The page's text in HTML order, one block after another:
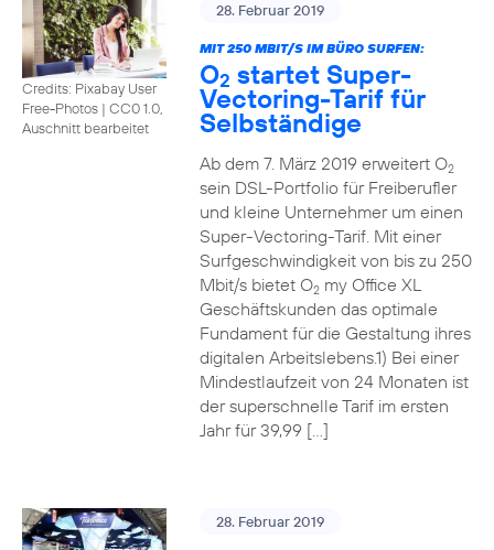
Credits: Pixabay User
Free-Photos | CC0 1.0,
Auschnitt bearbeitet
28. Februar 2019
MIT 250 MBIT/S IM BÜRO SURFEN:
O2 startet Super-
Vectoring-Tarif für
Selbständige
Ab dem 7. März 2019 erweitert O2
sein DSL-Portfolio für Freiberufler
und kleine Unternehmer um einen
Super-Vectoring-Tarif. Mit einer
Surfgeschwindigkeit von bis zu 250
Mbit/s bietet O2my Office XL
Geschäftskunden das optimale
Fundament für die Gestaltung ihres
digitalen Arbeitslebens.1) Bei einer
Mindestlaufzeit von 24 Monaten ist
der superschnelle Tarif im ersten
Jahr für 39,99 […]
28. Februar 2019